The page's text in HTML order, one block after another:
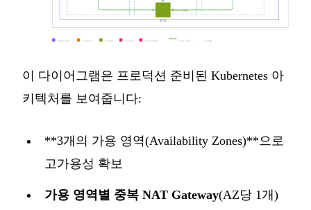
이 다이어그램은 프로덕션 준비된 Kubernetes 아
키텍처를 보여줍니다:
**3개의 가용 영역(Availability Zones)**으로
고가용성 확보
가용 영역별 중복 NAT Gateway(AZ당 1개)